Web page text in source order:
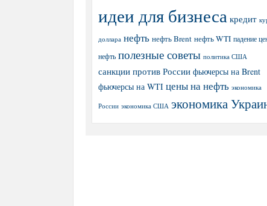
идеи для бизнеса кредит
доллара нефть нефть Brent нефть WTI падение
нефть полезные советы политика США
санкции против России фьючерсы на Brent
фьючерсы на WTI цены на нефть экономика
России экономика США экономика